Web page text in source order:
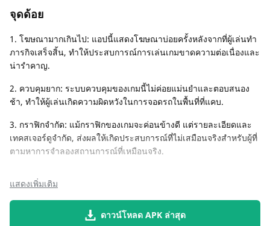
จุดด้อย
1. โฆษณามากเกินไป: แอปนี้แสดงโฆษณาบ่อยครั้งหลังจากที่ผู้เล่นทำ
ภารกิจเสร็จสิ้น, ทำให้ประสบการณ์การเล่นเกมขาดความต่อเนื่องและ
น่ารำคาญ.
2. ควบคุมยาก: ระบบควบคุมของเกมนี้ไม่ค่อยแม่นยำและตอบสนอง
ช้า, ทำให้ผู้เล่นเกิดความผิดหวังในการจอดรถในพื้นที่ที่แคบ.
3. กราฟิกจำกัด: แม้กราฟิกของเกมจะค่อนข้างดี แต่รายละเอียดและ
เทคสเจอร์ดูจำกัด, ส่งผลให้เกิดประสบการณ์ที่ไม่เสมือนจริงสำหรับผู้ที่
ตามหาการจำลองสถานการณ์ที่เหมือนจริง.
แสดงเพิ่มเติม
ดาวน์โหลด APK ล่าสุด